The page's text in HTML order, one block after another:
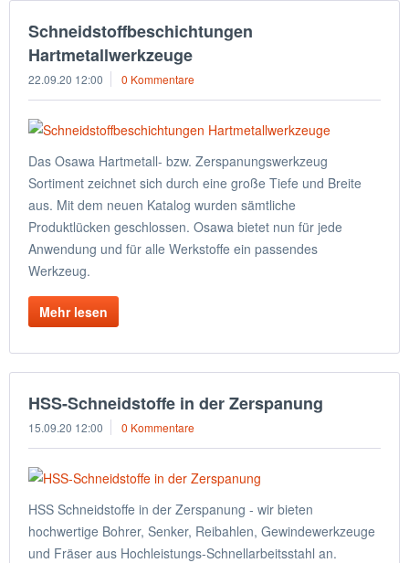
Schneidstoffbeschichtungen
Hartmetallwerkzeuge
22.09.20 12:00 0 Kommentare
Das Osawa Hartmetall- bzw. Zerspanungswerkzeug
Sortiment zeichnet sich durch eine große Tiefe und Breite
aus. Mit dem neuen Katalog wurden sämtliche
Produktlücken geschlossen. Osawa bietet nun für jede
Anwendung und für alle Werkstoffe ein passendes
Werkzeug.
Mehr lesen
HSS-Schneidstoffe in der Zerspanung
15.09.20 12:00 0 Kommentare
HSS Schneidstoffe in der Zerspanung - wir bieten
hochwertige Bohrer, Senker, Reibahlen, Gewindewerkzeuge
und Fräser aus Hochleistungs-Schnellarbeitsstahl an.